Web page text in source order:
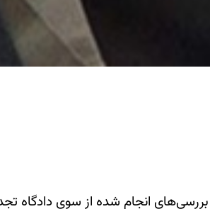
انجام شده از سوی دادگاه